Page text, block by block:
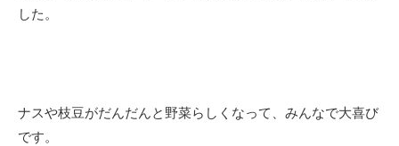
した。
ナスや枝豆がだんだんと野菜らしくなって、みんなで大喜び
です。